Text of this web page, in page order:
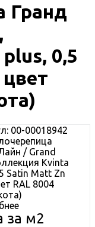
Гранд
0,5
00-00018942
/ Grand
Kvinta
Satin Matt Zn
RAL 8004
за м2